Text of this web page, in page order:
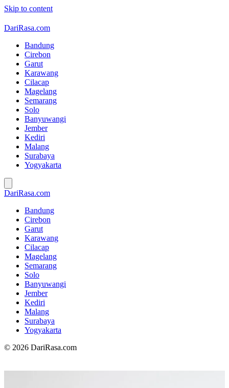
Skip to content
DariRasa.com
Bandung
Cirebon
Garut
Karawang
Cilacap
Magelang
Semarang
Solo
Banyuwangi
Jember
Kediri
Malang
Surabaya
Yogyakarta
DariRasa.com
Bandung
Cirebon
Garut
Karawang
Cilacap
Magelang
Semarang
Solo
Banyuwangi
Jember
Kediri
Malang
Surabaya
Yogyakarta
© 2026 DariRasa.com